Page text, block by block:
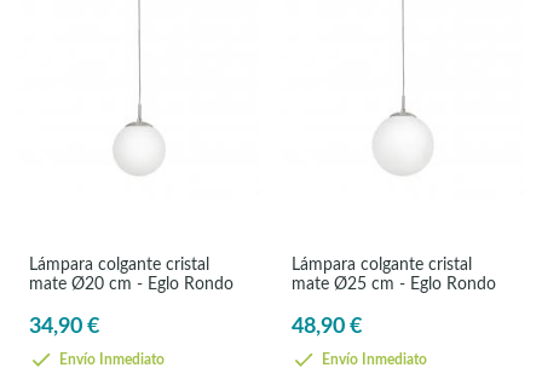
Lámpara colgante cristal
mate Ø20 cm - Eglo Rondo
34,90 €
Envío Inmediato
Lámpara colgante cristal
mate Ø25 cm - Eglo Rondo
48,90 €
Envío Inmediato